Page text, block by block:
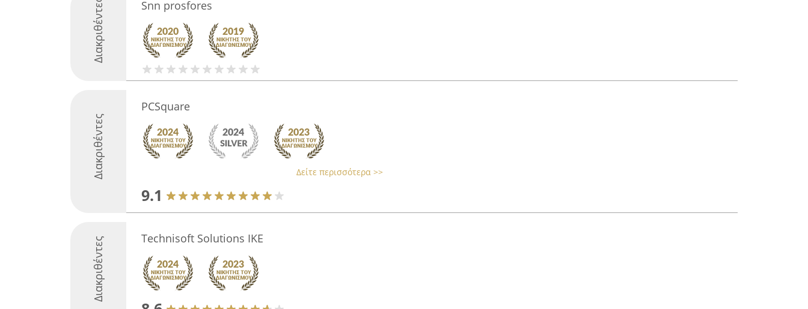
Διακριθέντες Snn prosfores
Διακριθέντες
PCSquare
Δείτε περισσότερα >>
9.1
Διακριθέντες Technisoft Solutions IKE